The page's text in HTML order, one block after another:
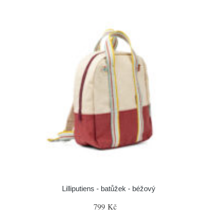
Lilliputiens - batůžek - béžový
799 Kč